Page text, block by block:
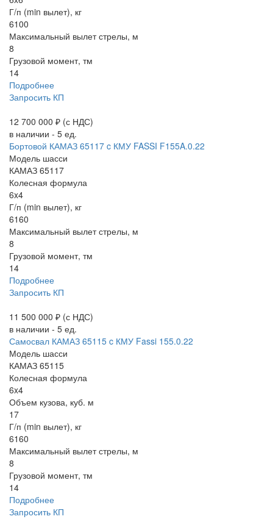
Г/п (min вылет), кг
6100
Максимальный вылет стрелы, м
8
Грузовой момент, тм
14
Подробнее
Запросить КП
12 700 000 ₽ (с НДС)
в наличии - 5 ед.
Бортовой КАМАЗ 65117 c КМУ FASSI F155A.0.22
Модель шасси
КАМАЗ 65117
Колесная формула
6x4
Г/п (min вылет), кг
6160
Максимальный вылет стрелы, м
8
Грузовой момент, тм
14
Подробнее
Запросить КП
11 500 000 ₽ (с НДС)
в наличии - 5 ед.
Самосвал КАМАЗ 65115 c КМУ Fassi 155.0.22
Модель шасси
КАМАЗ 65115
Колесная формула
6x4
Объем кузова, куб. м
17
Г/п (min вылет), кг
6160
Максимальный вылет стрелы, м
8
Грузовой момент, тм
14
Подробнее
Запросить КП